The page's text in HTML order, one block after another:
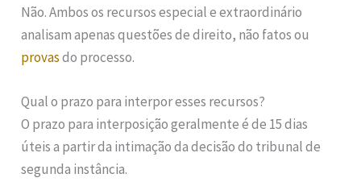
Não. Ambos os recursos especial e extraordinário
analisam apenas questões de direito, não fatos ou
provasdo processo.
Qual o prazo para interpor esses recursos?
O prazo para interposição geralmente é de 15 dias
úteis a partir da intimação da decisão do tribunal de
segunda instância.